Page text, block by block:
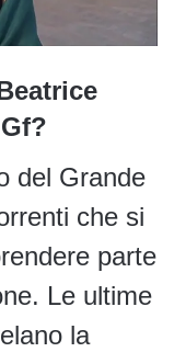
del Grande
che si
parte
Le ultime
la